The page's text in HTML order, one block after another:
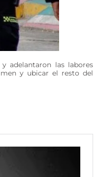
adelantaron las labores
y ubicar el resto del